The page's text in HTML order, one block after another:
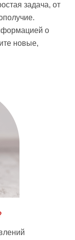
задача, от
.
о
новые,